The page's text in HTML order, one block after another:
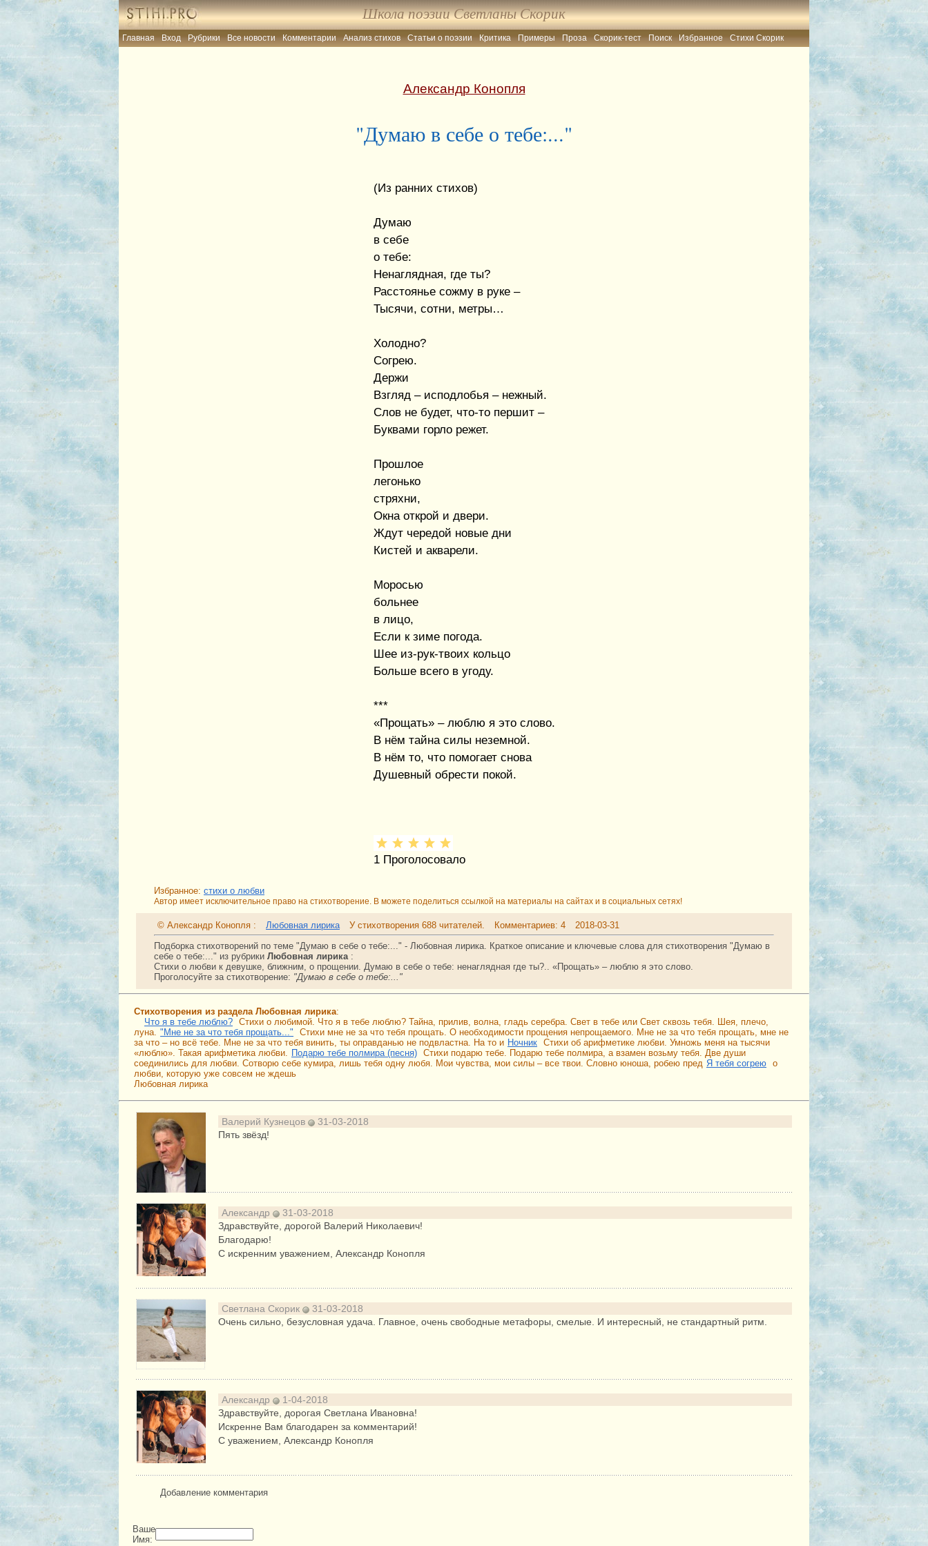
Школа поэзии Светланы Скорик
Главная Вход Рубрики Все новости Комментарии Анализ стихов Статьи о поэзии Критика Примеры Проза Скорик-тест Поиск Избранное Стихи Скорик
Александр Конопля
"Думаю в себе о тебе:..."
(Из ранних стихов)
Думаю
в себе
о тебе:
Ненаглядная, где ты?
Расстоянье сожму в руке –
Тысячи, сотни, метры…
Холодно?
Согрею.
Держи
Взгляд – исподлобья – нежный.
Слов не будет, что-то першит –
Буквами горло режет.
Прошлое
легонько
стряхни,
Окна открой и двери.
Ждут чередой новые дни
Кистей и акварели.
Моросью
больнее
в лицо,
Если к зиме погода.
Шее из-рук-твоих кольцо
Больше всего в угоду.
***
«Прощать» – люблю я это слово.
В нём тайна силы неземной.
В нём то, что помогает снова
Душевный обрести покой.
1Проголосовало
Избранное: стихи о любви
Автор имеет исключительное право на стихотворение. В можете поделиться ссылкой на материалы на сайтах и в социальных сетях!
© Александр Конопля : Любовная лирика У стихотворения 688 читателей. Комментариев: 4
2018-03-31
Подборка стихотворений по теме "Думаю в себе о тебе:..." - Любовная лирика. Краткое описание и ключевые слова для стихотворения "Думаю в
себе о тебе:..." из рубрики Любовная лирика :
Стихи о любви к девушке, ближним, о прощении. Думаю в себе о тебе: ненаглядная где ты?.. «Прощать» – люблю я это слово.
Проголосуйте за стихотворение: "Думаю в себе о тебе:..."
Стихотворения из раздела Любовная лирика:
Что я в тебе люблю? Стихи о любимой. Что я в тебе люблю? Тайна, прилив, волна, гладь серебра. Свет в тебе или Свет сквозь тебя. Шея, плечо,
луна. "Мне не за что тебя прощать..."
Стихи мне не за что тебя прощать. О необходимости прощения непрощаемого. Мне не за что тебя прощать, мне не
за что – но всё тебе. Мне не за что тебя винить, ты оправданью не подвластна. На то и Ночник Стихи об арифметике любви. Умножь меня на тысячи
«люблю». Такая арифметика любви.
Подарю тебе полмира (песня) Стихи подарю тебе. Подарю тебе полмира, а взамен возьму тебя. Две души
соединились для любви. Сотворю себе кумира, лишь тебя одну любя. Мои чувства, мои силы – все твои. Словно юноша, робею пред Я тебя согрею о
любви, которую уже совсем не ждешь
Любовная лирика
Валерий Кузнецов
31-03-2018
Пять звёзд!
Александр
31-03-2018
Здравствуйте, дорогой Валерий Николаевич!
Благодарю!
С искренним уважением, Александр Конопля
Светлана Скорик
31-03-2018
Очень сильно, безусловная удача. Главное, очень свободные метафоры, смелые. И интересный, не стандартный ритм.
Александр
1-04-2018
Здравствуйте, дорогая Светлана Ивановна!
Искренне Вам благодарен за комментарий!
С уважением, Александр Конопля
Добавление комментария
Ваше
Имя: